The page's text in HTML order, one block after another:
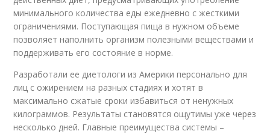
минимального количества еды ежедневно с жесткими
ограничениями. Поступающая пища в нужном объеме
позволяет наполнить организм полезными веществами и
поддерживать его состояние в норме.
Разработали ее диетологи из Америки персонально для
лиц с ожирением на разных стадиях и хотят в
максимально сжатые сроки избавиться от ненужных
килограммов. Результаты становятся ощутимы уже через
несколько дней. Главные преимущества системы –